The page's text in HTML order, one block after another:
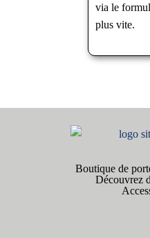
via le
plus vite.
Boutique de
Découvrez